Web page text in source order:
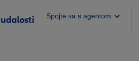
Spojte sa s agentom